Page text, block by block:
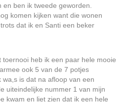
ben ik tweede geworden.
komen kijken want die wonen
dat ik en Santi een beker
toernooi heb ik een paar hele mooie
ook 5 van de 7 potjes
is dat na afloop van een
uiteindelijke nummer 1 van mijn
kwam en liet zien dat ik een hele